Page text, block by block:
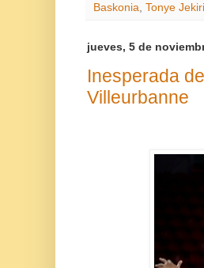
Baskonia Tonye Jekiri
jueves, 5 de
Inesperada
Villeurbanne